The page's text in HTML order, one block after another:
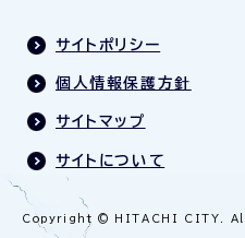
サイトポリシー
個人情報保護方針
サイトマップ
サイトについて
Copyright © HITACHI CITY.